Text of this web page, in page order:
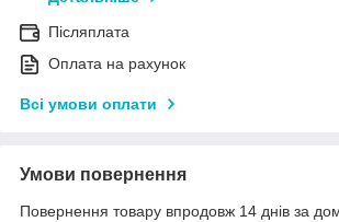
Післяплата
Оплата на рахунок
Всі умови оплати
Умови повернення
Повернення товару впродовж 14 днів за